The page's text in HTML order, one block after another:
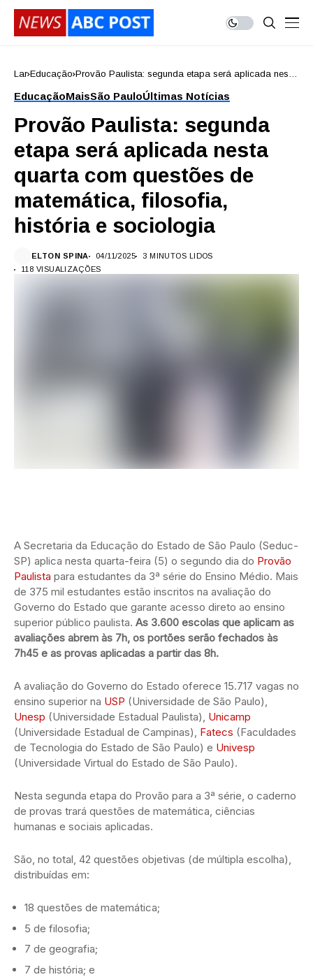
Lar Educação Provão Paulista: segunda etapa será aplicada nesta
história e sociologia
EducaçãoMaisSão PauloÚltimas Notícias
Provão Paulista: segunda
etapa será aplicada nesta
quarta com questões de
matemática, filosofia,
história e sociologia
ELTON SPINA 04/11/2025
3 MINUTOS LIDOS
118 VISUALIZAÇÕES
A Secretaria da Educação do Estado de São Paulo (Seduc-
SP) aplica nesta quarta-feira (5) o segundo dia do Provão
Paulista para estudantes da 3ª série do Ensino Médio. Mais
de 375 mil estudantes estão inscritos na avaliação do
Governo do Estado que garante acesso direto ao ensino
superior público paulista. As 3.600 escolas que aplicam as
avaliações abrem às 7h, os portões serão fechados às
7h45 e as provas aplicadas a partir das 8h.
A avaliação do Governo do Estado oferece 15.717 vagas no
ensino superior na USP (Universidade de São Paulo),
Unesp (Universidade Estadual Paulista), Unicamp
(Universidade Estadual de Campinas), Fatecs (Faculdades
de Tecnologia do Estado de São Paulo) e Univesp
(Universidade Virtual do Estado de São Paulo).
Nesta segunda etapa do Provão para a 3ª série, o caderno
de provas trará questões de matemática, ciências
humanas e sociais aplicadas.
São, no total, 42 questões objetivas (de múltipla escolha),
distribuídas em:
18 questões de matemática;
5 de filosofia;
7 de geografia;
7 de história; e